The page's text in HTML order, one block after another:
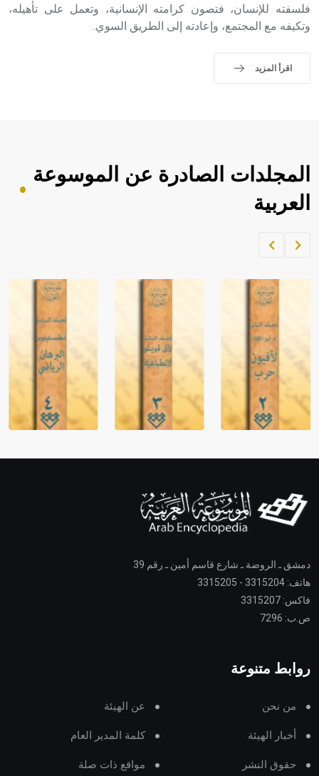
فلسفته للإنسان، فتصون كرامته الإنسانية، وتعمل على تأهيله،
وتكيفه مع المجتمع، وإعادته إلى الطريق السوي.
اقرأ المزيد
المجلدات الصادرة عن الموسوعة
العربية
دمشق ـ الروضة ـ شارع قاسم أمين ـ رقم 39
هاتف: 3315204 - 3315205
فاكس: 3315207
ص.ب: 7296
روابط متنوعة
من نحن عن الهيئة
أخبار الهيئة كلمة المدير العام
حقوق النشر مواقع ذات صلة